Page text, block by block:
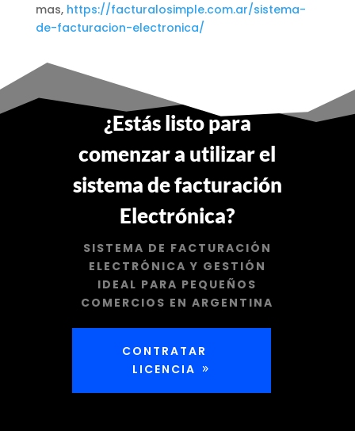
mas, https://facturalosimple.com.ar/sistema-
de-facturacion-electronica/
¿Estás listo para
comenzar a utilizar el
sistema de facturación
Electrónica?
SISTEMA DE FACTURACIÓN
ELECTRÓNICA Y GESTIÓN
IDEAL PARA PEQUEÑOS
COMERCIOS EN ARGENTINA
CONTRATAR
LICENCIA